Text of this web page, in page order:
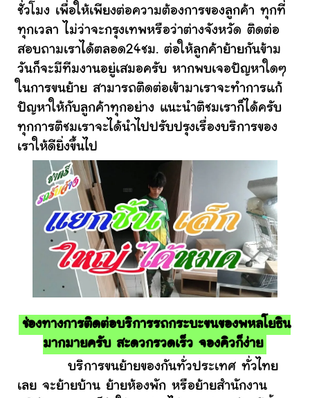
ชั่วโมง เพื่อให้เพียงต่อความต้องการของลูกค้า ทุกที่
ทุกเวลา ไม่ว่าจะกรุงเทพหรือว่าต่างจังหวัด ติดต่อ
สอบถามเราได้ตลอด24ชม. ต่อให้ลูกค้าย้ายกันข้าม
วันก็จะมีทีมงานอยู่เสมอครับ หากพบเจอปัญหาใดๆ
ในการขนย้าย สามารถติดต่อเข้ามาเราจะทำการแก้
ปัญหาให้กับลูกค้าทุกอย่าง แนะนำติชมเราก็ได้ครับ
ทุกการติชมเราจะได้นำไปปรับปรุงเรื่องบริการของ
เราให้ดียิ่งขึ้นไป
ช่องทางการติดต่อบริการรถกระบะขนของพหลโยธิน
มากมายครับ สะดวกรวดเร็ว จองคิวก็ง่าย
บริการขนย้ายของกันทั่วประเทศ ทั่วไทย
เลย จะย้ายบ้าน ย้ายห้องพัก หรือย้ายสำนักงาน